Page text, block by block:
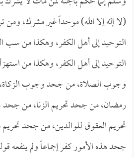
(لا إله إلا الله) موحداً غير مشرك،
التوحيد إلى أهل الكفر، وهكذا من
التوحيد إلى أهل الكفر، وهكذا من
وجوب الصلاة، من جحد وجوب
رمضان، من جحد تحريم الزنا، من
تحريم العقوق للوالدين، من جحد
جحد هذه الأمور كفر إجماعاً ولم ينفعه